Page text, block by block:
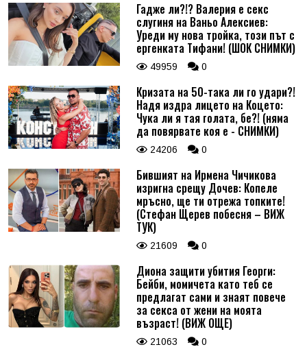
Гадже ли?!? Валерия е секс
слугиня на Ваньо Алексиев:
Уреди му нова тройка, този път с
ергенката Тифани! (ШОК СНИМКИ)
49959 0
Кризата на 50-така ли го удари?!
Надя издра лицето на Коцето:
Чука ли я тая голата, бе?! (няма
да повярвате коя е - СНИМКИ)
24206 0
Бившият на Ирмена Чичикова
изригна срещу Дочев: Копеле
мръсно, ще ти отрежа топките!
(Стефан Щерев побесня – ВИЖ
ТУК)
21609 0
Диона защити убития Георги:
Бейби, момичета като теб се
предлагат сами и знаят повече
за секса от жени на моята
възраст! (ВИЖ ОЩЕ)
21063 0